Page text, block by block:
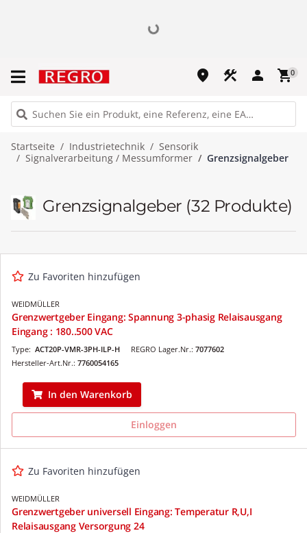
place construction person shopping_cart0
Startseite Industrietechnik
Sensorik
Signalverarbeitung / Messumformer
Grenzsignalgeber
Grenzsignalgeber (32 Produkte)
Zu Favoriten hinzufügen
WEIDMÜLLER
Grenzwertgeber Eingang: Spannung 3-phasig Relaisausgang
Eingang : 180..500 VAC
REGRO Lager.Nr.: 7077602
Type: ACT20P-VMR-3PH-ILP-H
Hersteller-Art.Nr.: 7760054165
In den Warenkorb
Einloggen
Zu Favoriten hinzufügen
WEIDMÜLLER
Grenzwertgeber universell Eingang: Temperatur R,U,I
Relaisausgang Versorgung 24